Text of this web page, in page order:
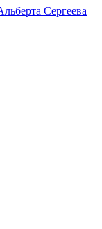
Сергеева